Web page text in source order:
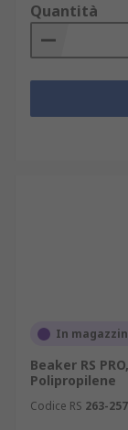
Quantità
In
Beaker RS
Polipropilene
Codice RS 263-